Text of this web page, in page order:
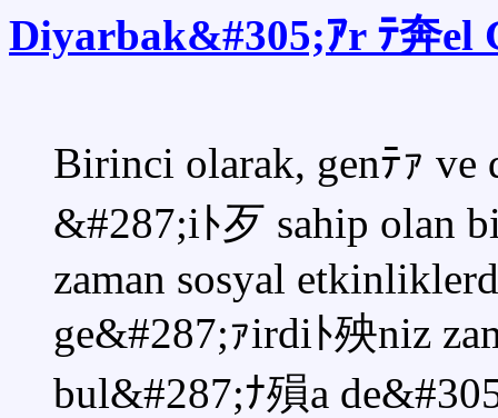
Diyarbak&#305;ｱr ﾃ奔el
Birinci olarak, genﾃｧ
&#287;iﾄ歹 sahip olan
zaman sosyal
ge&#287;ｧirdiﾄ殃niz
bul&#287;ﾅ殞a